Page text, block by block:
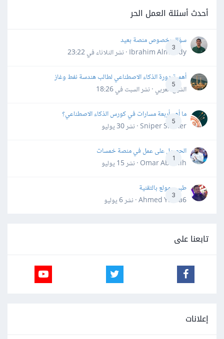
أحدث أسئلة العمل الحر
3
سؤال بخصوص منصة بعيد
Ibrahim Almahdy · نشر
الثلاثاء في 23:22
5
أهمية دورة الذكاء الاصطناعي لطالب هندسة نفط وغاز
الشيخ العربي · نشرالسبت في 18:26
5
ما أهم أربعة مسارات في كورس الذكاء الاصطناعي؟
Sniper Shaker · نشر
30 يوليو
1
الحصول على عمل في منصة خمسات
Omar Abdallh · نشر
15 يوليو
3
طبيب مولع بالتقنية
Ahmed Yahia6 · نشر
6 يوليو
تابعنا على
إعلانات